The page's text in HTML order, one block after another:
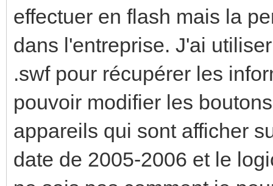
effectuer en flash mais la
dans l'entreprise. J'ai
.swf pour récupérer les
pouvoir modifier les
appareils qui sont afficher
date de 2005-2006 et le